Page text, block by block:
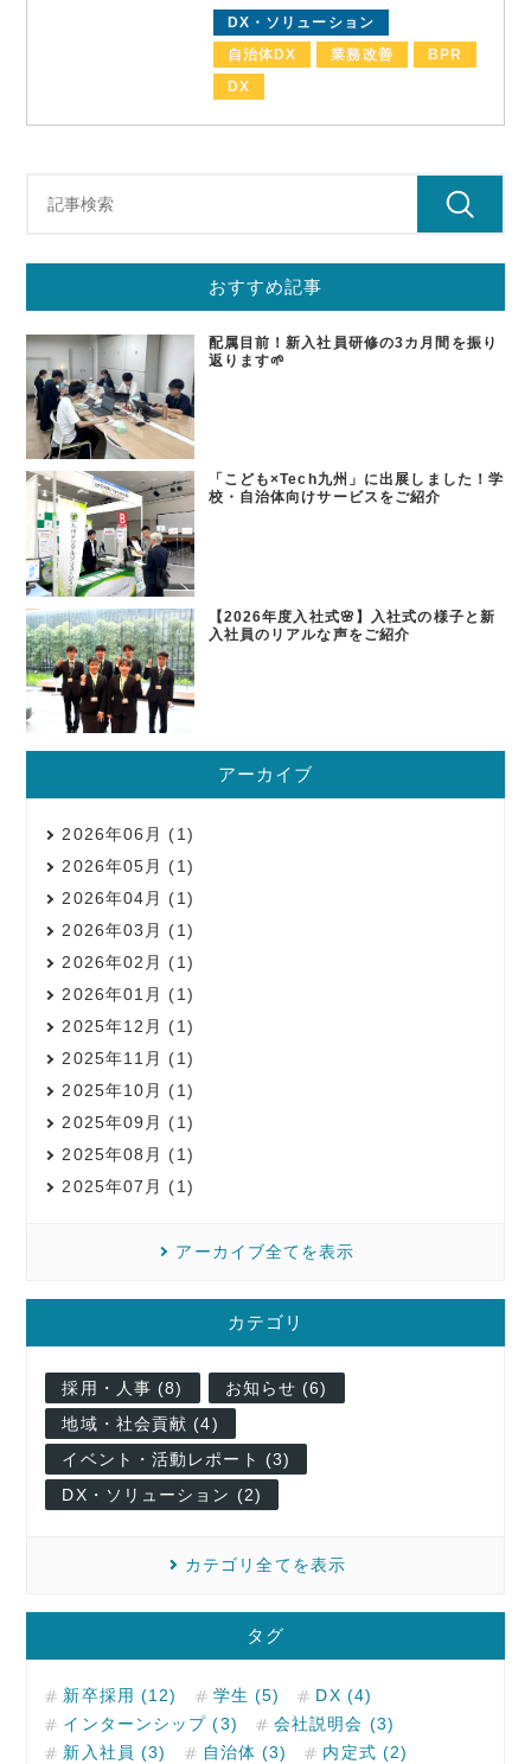
DX・ソリューション
自治体DX
業務改善
BPR
DX
おすすめ記事
配属目前！新入社員研修の3カ月間を振り
返ります🌱
「こども×Tech九州」に出展しました！学
校・自治体向けサービスをご紹介
【2026年度入社式🌸】入社式の様子と新
入社員のリアルな声をご紹介
アーカイブ
2026年06月 (1)
2026年05月 (1)
2026年04月 (1)
2026年03月 (1)
2026年02月 (1)
2026年01月 (1)
2025年12月 (1)
2025年11月 (1)
2025年10月 (1)
2025年09月 (1)
2025年08月 (1)
2025年07月 (1)
アーカイブ全てを表示
カテゴリ
採用・人事 (8)
お知らせ (6)
地域・社会貢献 (4)
イベント・活動レポート (3)
DX・ソリューション (2)
カテゴリ全てを表示
タグ
新卒採用 (12) 学生 (5)
DX (4)
インターンシップ (3)
会社説明会 (3)
新入社員 (3)
自治体 (3)
内定式 (2)